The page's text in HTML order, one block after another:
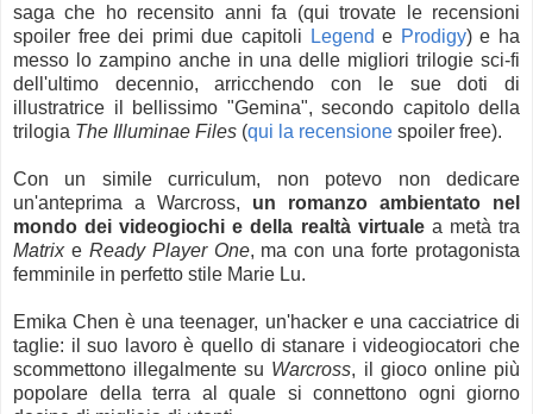
saga che ho recensito anni fa (qui trovate le recensioni
spoiler free dei primi due capitoli
Legend e Prodigy) e ha
messo lo zampino anche in una delle migliori trilogie sci-fi
dell'ultimo decennio, arricchendo con le sue doti di
illustratrice il bellissimo "Gemina", secondo capitolo della
trilogia The Illuminae Files (qui la recensione spoiler free).
Con un simile curriculum, non potevo non dedicare
un'anteprima a Warcross, un romanzo ambientato nel
mondo dei videogiochi e della realtà virtualea metà tra
Matrixe Ready Player One, ma con una forte protagonista
femminile in perfetto stile Marie Lu.
Emika Chen è una teenager, un'hacker e una cacciatrice di
taglie: il suo lavoro è quello di stanare i videogiocatori che
scommettono illegalmente su Warcross, il gioco online più
popolare della terra al quale si connettono ogni giorno